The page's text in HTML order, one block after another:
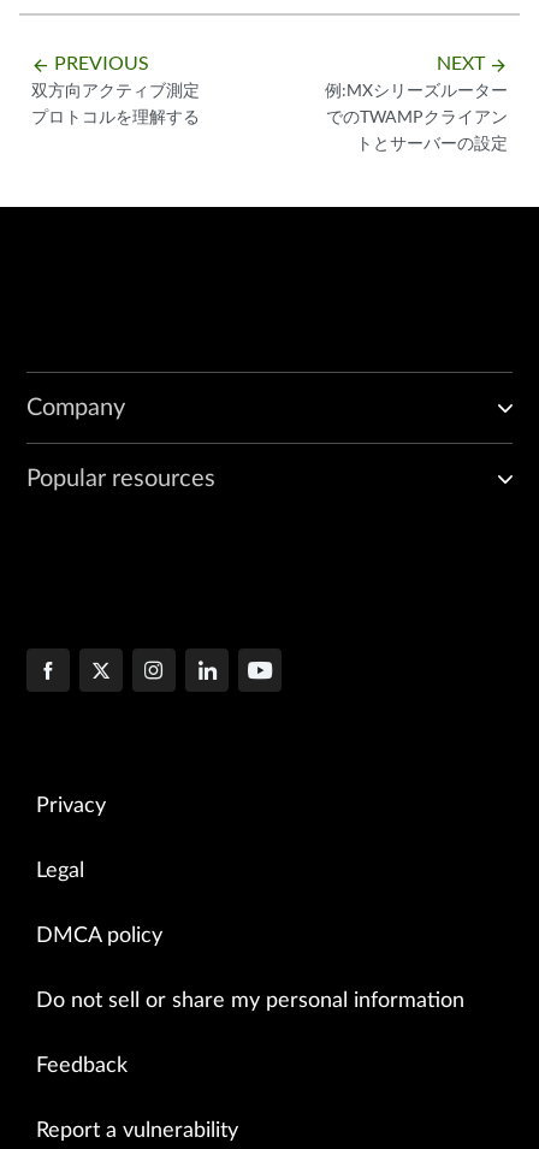
arrow_backward PREVIOUS
双方向アクティブ測定
プロトコルを理解する
NEXT arrow_forward
例:MXシリーズルーター
でのTWAMPクライアン
トとサーバーの設定
Company
Popular resources
Privacy
Legal
DMCA policy
Do not sell or share my personal information
Feedback
Report a vulnerability